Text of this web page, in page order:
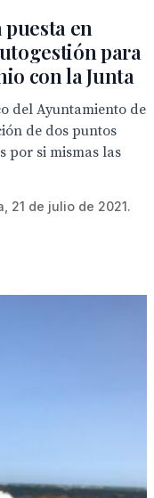
en
para
con la Junta
del Ayuntamiento de
de dos puntos
por si mismas las
21 de julio de 2021.